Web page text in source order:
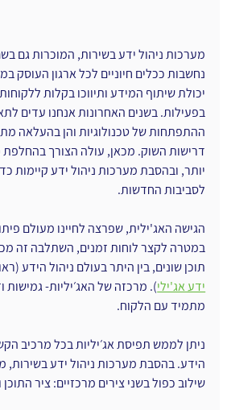
מערכות ניהול ידע בשירות, המוכרות גם
נחשבות ככלים חיוניים לכל ארגון העוסק
יכולת שיתוף המידע ותיווכו בקלות
בפעילות. בשנים האחרונות אנחנו עדים
ההתפתחות של טכנולוגיות והן בהעלאה
דרישות השוק. מכאן, עולה הצורך
יותר, ובהסבת מערכות ניהול ידע קיימות
לסביבות החדשות.
הגישה האג'ילית, שפרצה לחיינו מעולם
במטרה לקצר לוחות זמנים, השתלבה זה
תוכן שונים, בין היתר בעולם ניהול הידע
ידע אג'ילי). מרכזה של האג׳יליות- גמישות
מתמיד עם הלקוח.
ניתן לממש תפיסת אג׳יליות בכל מרכיב
הידע. בהסבת מערכות ניהול ידע בשירות,
שילוב כפול בשני צירים מרכזיים: ציר התוכן